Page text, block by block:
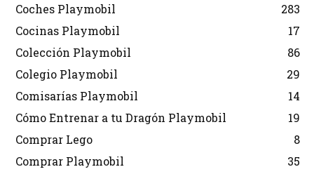
Coches Playmobil
283
Cocinas Playmobil
17
Colección Playmobil
86
Colegio Playmobil
29
Comisarías Playmobil
14
Cómo Entrenar a tu Dragón Playmobil
19
Comprar Lego
8
Comprar Playmobil
35